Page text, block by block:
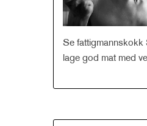
Se fattigmannskokk
lage god mat med